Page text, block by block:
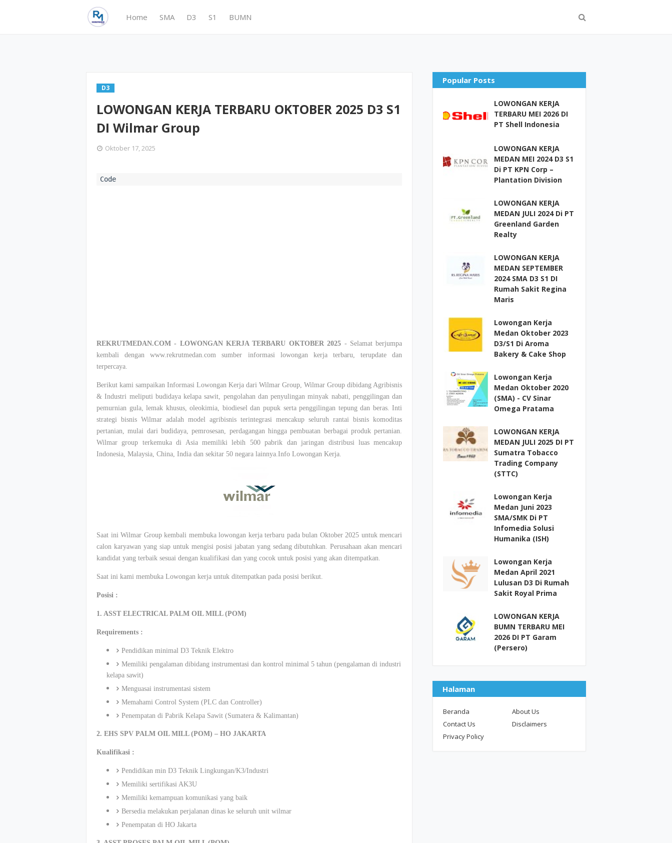
Home SMA D3 S1 BUMN
D3
LOWONGAN KERJA TERBARU OKTOBER 2025 D3 S1
DI Wilmar Group
Oktober 17, 2025
REKRUTMEDAN.COM - LOWONGAN KERJA TERBARU OKTOBER 2025 - Selamat berjumpa
kembali dengan www.rekrutmedan.com sumber informasi lowongan kerja terbaru, terupdate dan
terpercaya.
Berikut kami sampaikan Informasi Lowongan Kerja dari Wilmar Group, Wilmar Group dibidang Agribisnis
& Industri meliputi budidaya kelapa sawit, pengolahan dan penyulingan minyak nabati, penggilingan dan
pemurnian gula, lemak khusus, oleokimia, biodiesel dan pupuk serta penggilingan tepung dan beras. Inti
strategi bisnis Wilmar adalah model agribisnis terintegrasi mencakup seluruh rantai bisnis komoditas
pertanian, mulai dari budidaya, pemrosesan, perdagangan hingga pembuatan berbagai produk pertanian.
Wilmar group terkemuka di Asia memiliki lebih 500 pabrik dan jaringan distribusi luas mencakup
Indonesia, Malaysia, China, India dan sekitar 50 negara lainnya.Info Lowongan Kerja.
Saat ini Wilmar Group kembali membuka lowongan kerja terbaru pada bulan Oktober 2025 untuk mencari
calon karyawan yang siap untuk mengisi posisi jabatan yang sedang dibutuhkan. Perusahaan akan mencari
kandidat yang terbaik sesuai dengan kualifikasi dan yang cocok untuk posisi yang akan ditempatkan.
Saat ini kami membuka Lowongan kerja untuk ditempatkan pada posisi berikut.
Posisi :
1. ASST ELECTRICAL PALM OIL MILL (POM)
Requirements :
Pendidikan minimal D3 Teknik Elektro
Memiliki pengalaman dibidang instrumentasi dan kontrol minimal 5 tahun (pengalaman di industri
kelapa sawit)
Menguasai instrumentasi sistem
Memahami Control System (PLC dan Controller)
Penempatan di Pabrik Kelapa Sawit (Sumatera & Kalimantan)
2. EHS SPV PALM OIL MILL (POM) – HO JAKARTA
Kualifikasi :
Pendidikan min D3 Teknik Lingkungan/K3/Industri
Memiliki sertifikasi AK3U
Memiliki kemampuan komunikasi yang baik
Bersedia melakukan perjalanan dinas ke seluruh unit wilmar
Penempatan di HO Jakarta
Popular Posts
LOWONGAN KERJA
TERBARU MEI 2026 DI
PT Shell Indonesia
LOWONGAN KERJA
MEDAN MEI 2024 D3 S1
Di PT KPN Corp –
Plantation Division
LOWONGAN KERJA
MEDAN JULI 2024 Di PT
Greenland Garden
Realty
LOWONGAN KERJA
MEDAN SEPTEMBER
2024 SMA D3 S1 DI
Rumah Sakit Regina
Maris
Lowongan Kerja
Medan Oktober 2023
D3/S1 Di Aroma
Bakery & Cake Shop
Lowongan Kerja
Medan Oktober 2020
(SMA) - CV Sinar
Omega Pratama
LOWONGAN KERJA
MEDAN JULI 2025 DI PT
Sumatra Tobacco
Trading Company
(STTC)
Lowongan Kerja
Medan Juni 2023
SMA/SMK Di PT
Infomedia Solusi
Humanika (ISH)
Lowongan Kerja
Medan April 2021
Lulusan D3 Di Rumah
Sakit Royal Prima
LOWONGAN KERJA
BUMN TERBARU MEI
2026 DI PT Garam
(Persero)
Halaman
Beranda
About Us
Contact Us
Disclaimers
Privacy Policy